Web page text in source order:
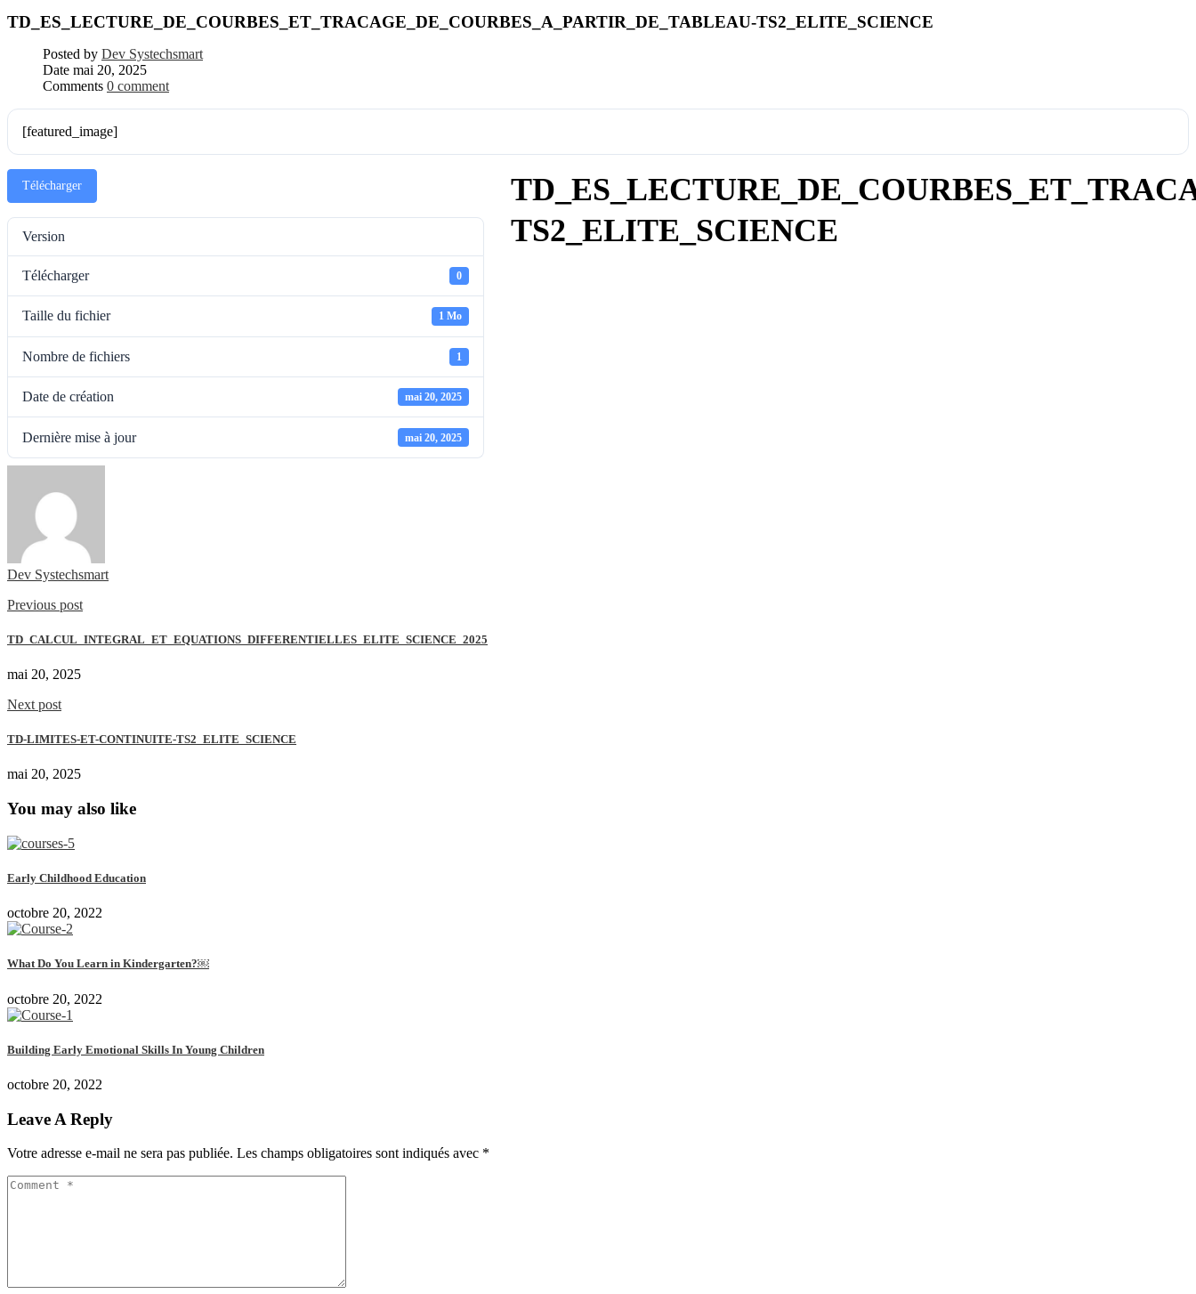
TD_ES_LECTURE_DE_COURBES_ET_TRACAGE_DE_COURBES_A_PARTIR_DE_TABLEAU-TS2_ELITE_SCIENCE
Posted by Dev Systechsmart
Date mai 20, 2025
Comments 0 comment
[featured_image]
Télécharger
Version
Télécharger 0
Taille du fichier 1 Mo
Nombre de fichiers 1
Date de création mai 20, 2025
Dernière mise à jour mai 20, 2025
TS2_ELITE_SCIENCE
Dev Systechsmart
Previous post
TD_CALCUL_INTEGRAL_ET_EQUATIONS_DIFFERENTIELLES_ELITE_SCIENCE_2025
mai 20, 2025
Next post
TD-LIMITES-ET-CONTINUITE-TS2_ELITE_SCIENCE
mai 20, 2025
You may also like
Early Childhood Education
octobre 20, 2022
What Do You Learn in Kindergarten?￼
octobre 20, 2022
Building Early Emotional Skills In Young Children
octobre 20, 2022
Leave A Reply
Votre adresse e-mail ne sera pas publiée. Les champs obligatoires sont indiqués avec *